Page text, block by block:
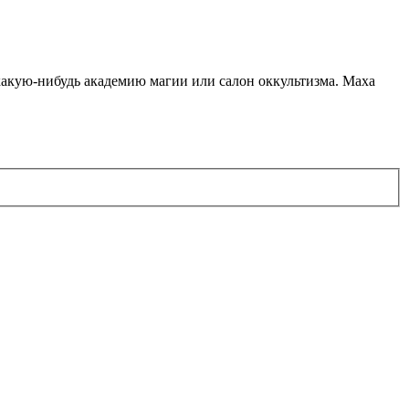
нибудь академию магии или салон оккультизма. Маха